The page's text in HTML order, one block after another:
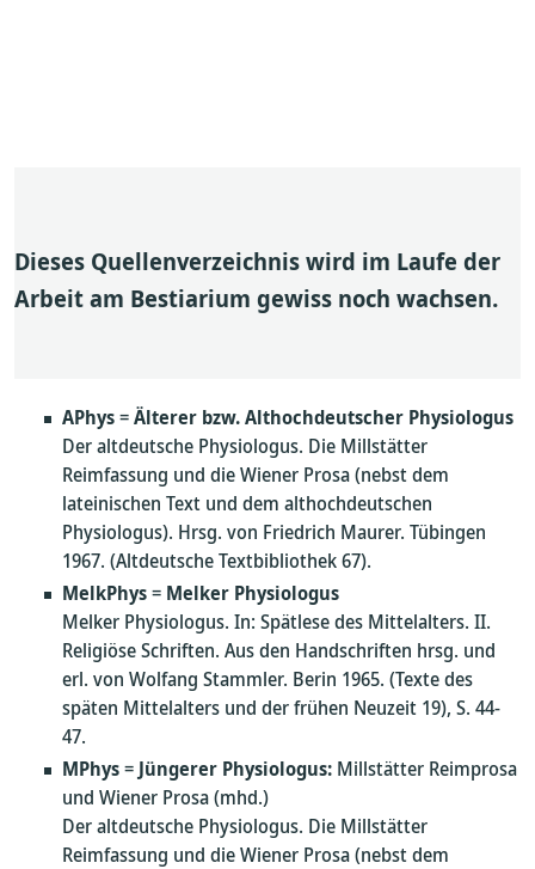
Dieses Quellenverzeichnis wird im Laufe der
Arbeit am Bestiarium gewiss noch wachsen.
APhys=Älterer bzw. Althochdeutscher Physiologus
Der altdeutsche Physiologus. Die Millstätter
Reimfassung und die Wiener Prosa (nebst dem
lateinischen Text und dem althochdeutschen
Physiologus). Hrsg. von Friedrich Maurer. Tübingen
1967. (Altdeutsche Textbibliothek 67).
MelkPhys= Melker Physiologus
Melker Physiologus. In: Spätlese des Mittelalters. II.
Religiöse Schriften. Aus den Handschriften hrsg. und
erl. von Wolfang Stammler. Berin 1965. (Texte des
späten Mittelalters und der frühen Neuzeit 19), S. 44-
47.
MPhys= Jüngerer Physiologus: Millstätter Reimprosa
und Wiener Prosa (mhd.)
Der altdeutsche Physiologus. Die Millstätter
Reimfassung und die Wiener Prosa (nebst dem